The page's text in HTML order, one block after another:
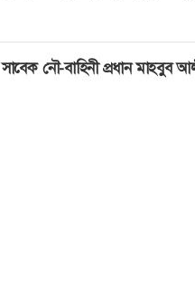
সাবেক নৌ-বাহিনী প্রধান মাহবুব